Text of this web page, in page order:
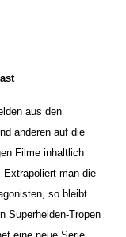
aus den
anderen auf die
Filme inhaltlich
Extrapoliert man die
so bleibt
Superhelden-Tropen